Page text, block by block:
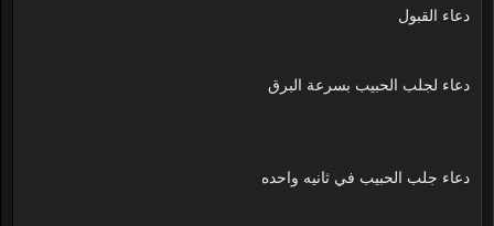
دعاء القبول
دعاء لجلب الحبيب بسرعة البرق
دعاء جلب الحبيب في ثانيه واحده